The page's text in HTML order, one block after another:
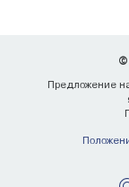
©
Предложение